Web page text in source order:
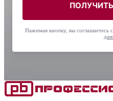
Нажимая кнопку, вы соглашаетесь с